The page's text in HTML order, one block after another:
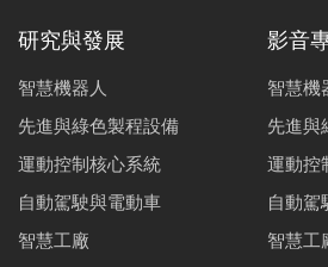
研究與發展
智慧機器人
先進與綠色製程設備
運動控制核心系統
自動駕駛與電動車
智慧工廠
影音
智慧機
先進與
運動控
自動駕
智慧工